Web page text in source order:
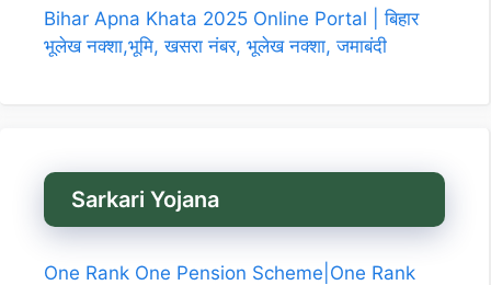
Bihar Apna Khata 2025 Online Portal | बिहार
भूलेख नक्शा,भूमि, खसरा नंबर, भूलेख नक्शा, जमाबंदी
Sarkari Yojana
One Rank One Pension Scheme|One Rank